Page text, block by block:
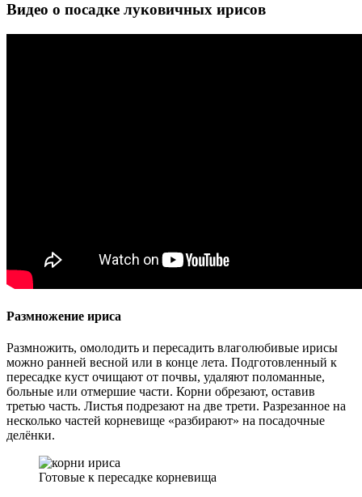
Видео о посадке луковичных ирисов
Размножение ириса
Размножить, омолодить и пересадить влаголюбивые ирисы
можно ранней весной или в конце лета. Подготовленный к
пересадке куст очищают от почвы, удаляют поломанные,
больные или отмершие части. Корни обрезают, оставив
третью часть. Листья подрезают на две трети. Разрезанное на
несколько частей корневище «разбирают» на посадочные
делёнки.
Готовые к пересадке корневища